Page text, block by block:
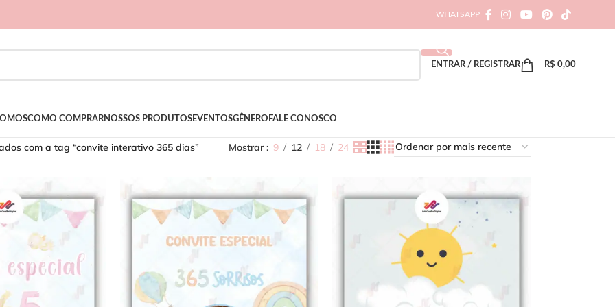
WHATSAPP
ENTRAR / REGISTRAR R$ 0,00
COMO COMPRARNOSSOS PRODUTOSEVENTOSGÊNERO FALE CONOSCO
com a tag “convite interativo 365 dias” Mostrar 9 12 18 24